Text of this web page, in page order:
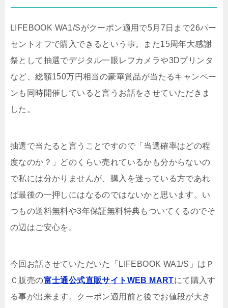
LIFEBOOK WA1/Sがクーポン適用で5月7日まで26パー
セントオフで購入できるという事。また15周年大感謝
祭として抽選でデジタル一眼レフカメラや3Dプリンタ
など、総額150万円相当の豪華賞品が当たるキャンペー
ンも同時開催していると言うお話をさせていただきま
した。
抽選で当たると言うことですので「当選確率はどの程
度なのか？」どのくらい売れているかも分からないの
で私には分かりませんが、購入を迷っている方であれ
ば最後の一押しにはなるのではないかと思います。い
つもの送料無料や3年保証無料特典もついてくるのでそ
の辺はご安心を。
今回お話させていただいた「LIFEBOOK WA1/S」はＰ
Ｃ販売の富士通公式直販サイトWEB MARTにて購入す
る事が出来ます。クーポン適用前と後でお値段が大き